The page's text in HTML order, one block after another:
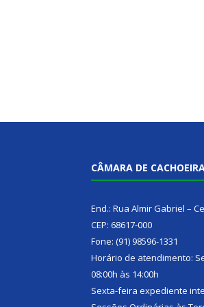
CÂMARA DE
End.: Rua Almir Gabriel –
CEP: 68617-000
Fone: (91) 98596-1331
Horário de atendimento:
08:00h às 14:00h
Sexta-feira expediente